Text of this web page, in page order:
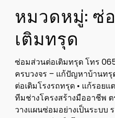
หมวดหมู่: ซ่
เติมทรุด
ซ่อมส่วนต่อเติมทรุด โทร
ครบวงจร – แก้ปัญหาบ้านทรุ
ต่อเติมโรงรถทรุด • แก้รอยแ
ทีมช่างโครงสร้างมืออาชีพ ต
วางแผนซ่อมอย่างเป็นระบบ